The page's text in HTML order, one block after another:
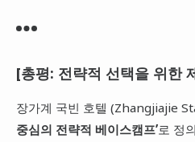
[총평: 전략적 선택을 위한
장가계 국빈 호텔 (Zhangjiajie
중심의 전략적 베이스캠프’로 정